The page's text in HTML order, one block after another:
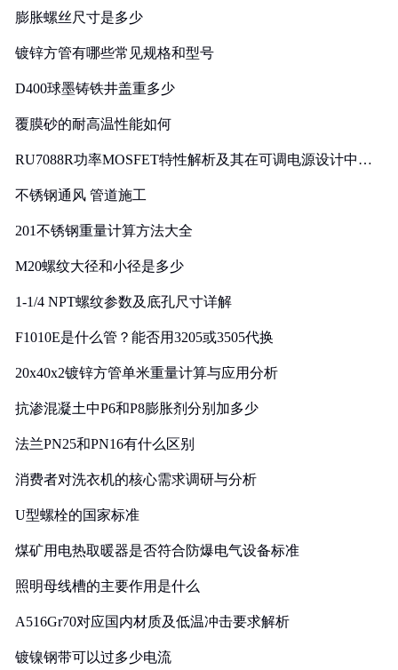
膨胀螺丝尺寸是多少
镀锌方管有哪些常见规格和型号
D400球墨铸铁井盖重多少
覆膜砂的耐高温性能如何
RU7088R功率MOSFET特性解析及其在可调电源设计中的
不锈钢通风 管道施工
201不锈钢重量计算方法大全
M20螺纹大径和小径是多少
1-1/4 NPT螺纹参数及底孔尺寸详解
F1010E是什么管？能否用3205或3505代换
20x40x2镀锌方管单米重量计算与应用分析
抗渗混凝土中P6和P8膨胀剂分别加多少
法兰PN25和PN16有什么区别
消费者对洗衣机的核心需求调研与分析
U型螺栓的国家标准
煤矿用电热取暖器是否符合防爆电气设备标准
照明母线槽的主要作用是什么
A516Gr70对应国内材质及低温冲击要求解析
镀镍钢带可以过多少电流